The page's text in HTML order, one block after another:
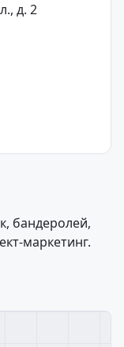
д. 2
бандеролей,
маркетинг.